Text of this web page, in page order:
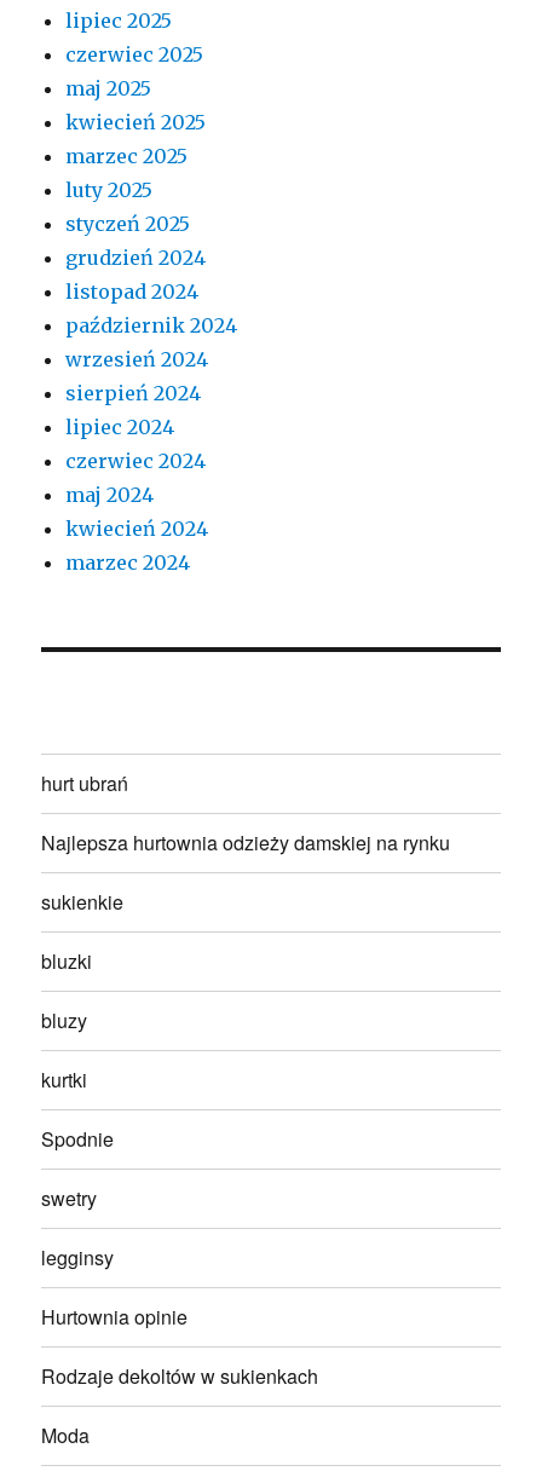
lipiec 2025
czerwiec 2025
maj 2025
kwiecień 2025
marzec 2025
luty 2025
styczeń 2025
grudzień 2024
listopad 2024
październik 2024
wrzesień 2024
sierpień 2024
lipiec 2024
czerwiec 2024
maj 2024
kwiecień 2024
marzec 2024
hurt ubrań
Najlepsza hurtownia odzieży damskiej na rynku
sukienkie
bluzki
bluzy
kurtki
Spodnie
swetry
legginsy
Hurtownia opinie
Rodzaje dekoltów w sukienkach
Moda